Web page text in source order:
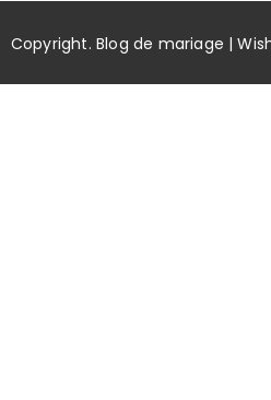
Copyright. Blog de mariage |